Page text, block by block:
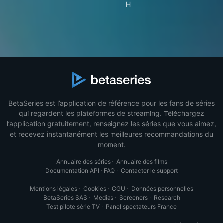
H
BetaSeries est l’application de référence pour les fans de séries
qui regardent les plateformes de streaming. Téléchargez
l’application gratuitement, renseignez les séries que vous aimez,
et recevez instantanément les meilleures recommandations du
moment.
Annuaire des séries· Annuaire des films
Documentation API · FAQ · Contacter le support
Mentions légales · Cookies · CGU · Données personnelles
BetaSeries SAS · Medias· Screeners· Research
Test pilote série TV · Panel spectateurs France